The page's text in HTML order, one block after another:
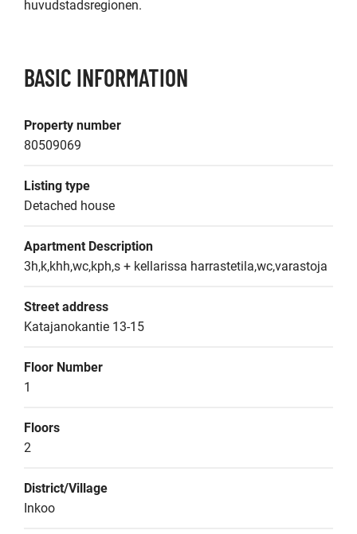
huvudstadsregionen.
BASIC INFORMATION
Property number
80509069
Listing type
Detached house
Apartment Description
3h,k,khh,wc,kph,s + kellarissa harrastetila,wc,varastoja
Street address
Katajanokantie 13-15
Floor Number
1
Floors
2
District/Village
Inkoo